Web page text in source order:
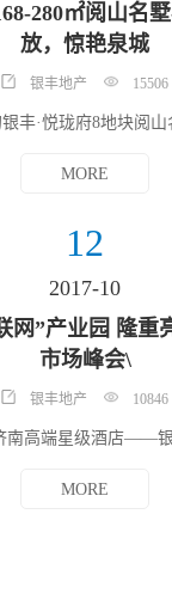
280㎡阅山名
放，惊艳泉城
银丰地产 15506
丰·悦珑府8地块阅
伴山时代的来临...
MORE
12
2017-10
网”产业园 隆重
市场峰会\
银丰地产 10846
南高端星级酒店——
团总裁...
MORE